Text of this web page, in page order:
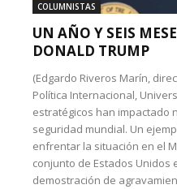
COLUMNISTAS
UN AÑO Y SEIS
DONALD TRUMP
(Edgardo Riveros Marín,
Política Internacional,
estratégicos han impactado
seguridad mundial. Un
enfrentar la situación en el
conjunto de Estados Unidos
demostración de